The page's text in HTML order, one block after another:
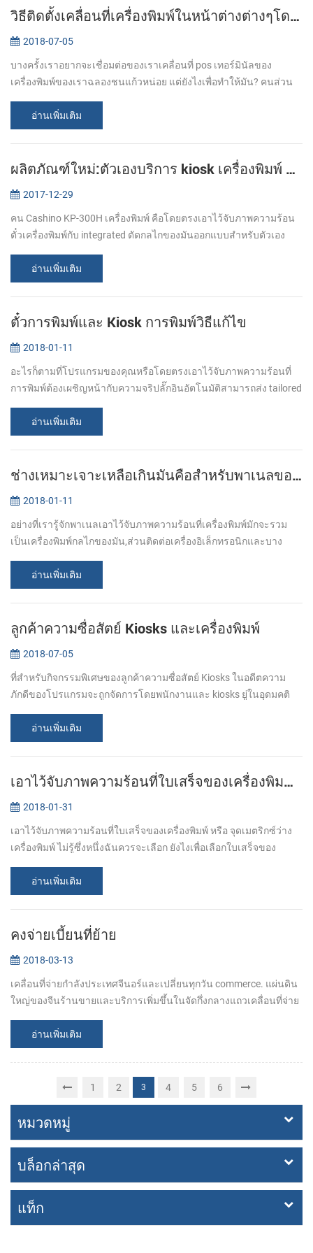
วิธีติดตั้งเคลื่อนที่เครื่องพิมพ์ในหน้าต่างต่างๆโดยเคเบิลทีวีของพอร์ต USB
2018-07-05
บางครั้งเราอยากจะเชื่อมต่อของเราเคลื่อนที่ pos เทอร์มินัลของ
เครื่องพิมพ์ของเราฉลองชนแก้วหน่อย แต่ยังไงเพื่อทำให้มัน? คนส่วน
คือการ...อ่านเพิ่มเติม
ผลิตภัณฑ์ใหม่:ตัวเองบริการ kiosk เครื่องพิมพ์ KP-300H
2017-12-29
คน Cashino KP-300H เครื่องพิมพ์ คือโดยตรงเอาไว้จับภาพความร้อน
ตั๋วเครื่องพิมพ์กับ integrated ตัดกลไกของมันออกแบบสำหรับตัวเอง
อุตสาหกรรมผู้น...
อ่านเพิ่มเติม
ตั๋วการพิมพ์และ Kiosk การพิมพ์วิธีแก้ไข
2018-01-11
อะไรก็ตามที่โปรแกรมของคุณหรือโดยตรงเอาไว้จับภาพความร้อนที่
การพิมพ์ต้องเผชิญหน้ากับความจริปลั๊กอินอัตโนมัติสามารถส่ง tailored
ต้องสนามบินกพิพิ...
อ่านเพิ่มเติม
ช่างเหมาะเจาะเหลือเกินมันคือสำหรับพาเนลของเครื่องพิมพ์กับอัตโนมัติคัตเตอ!
2018-01-11
อย่างที่เรารู้จักพาเนลเอาไว้จับภาพความร้อนที่เครื่องพิมพ์มักจะรวม
เป็นเครื่องพิมพ์กลไกของมัน,ส่วนติดต่อเครื่องอิเล็กทรอนิกและบาง
พิมพ์แตกต่าง...
อ่านเพิ่มเติม
ลูกค้าความซื่อสัตย์ Kiosks และเครื่องพิมพ์
2018-07-05
ที่สำหรับกิจกรรมพิเศษของลูกค้าความซื่อสัตย์ Kiosks ในอดีตความ
ภักดีของโปรแกรมจะถูกจัดการโดยพนักงานและ kiosks ยู่ในอุดมคติ
operators สามารถเตรียมท...
อ่านเพิ่มเติม
เอาไว้จับภาพความร้อนที่ใบเสร็จของเครื่องพิมพ์หรือจุดเมตริกซ์ว่างเครื่องพิมพ์
2018-01-31
เอาไว้จับภาพความร้อนที่ใบเสร็จของเครื่องพิมพ์ หรือ จุดเมตริกซ์ว่าง
เครื่องพิมพ์ ไม่รู้ซึ่งหนึ่งฉันควรจะเลือก ยังไงเพื่อเลือกใบเสร็จของ
อ่านเพิ่มเติม
คงจ่ายเบี้ยนที่ย้าย
2018-03-13
เคลื่อนที่จ่ายกำลังประเทศจีนอร์และเปลี่ยนทุกวัน commerce. แผ่นดิน
ใหญ่ของจีนร้านขายและบริการเพิ่มขึ้นในจัดกึ่งกลางแถวเคลื่อนที่จ่าย
ทานข้า...อ่านเพิ่มเติม
1 2 3 4 5 6
หมวดหมู่
บล็อกล่าสุด
แท็ก